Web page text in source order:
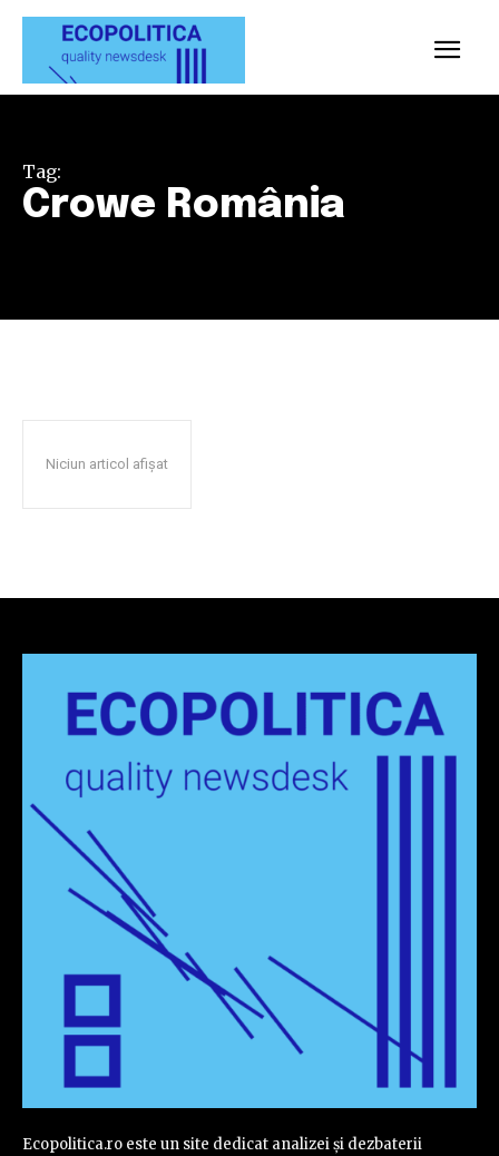
Tag:
Crowe România
Niciun articol afișat
Ecopolitica.ro este un site dedicat analizei și dezbaterii